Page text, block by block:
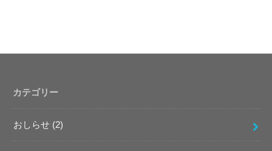
カテゴリー
おしらせ (2)